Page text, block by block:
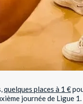
quelques places à 1 €
journée de Ligue